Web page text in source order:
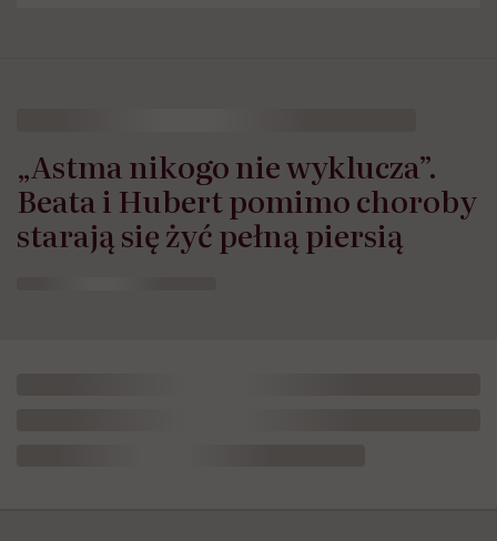
„Astma nikogo nie wyklucza”.
Beata i Hubert pomimo choroby
starają się żyć pełną piersią